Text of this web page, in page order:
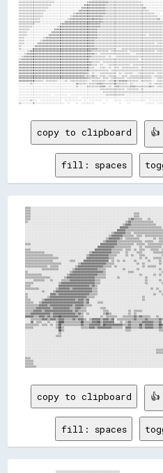
░░░░░░░░░░░░░░░░░░░░░░░░  ░░░░░░░░░░
░░░░░░░░░░░░░░░░░░░░░░░░░░░░░░░░░░░░░░░░░░░░
░░░░░░░░▒▒░░░░  ░░░░░░░░░░░░░░░░  ░░░░░░░░░░░░  ░░  ░░░░░░░░░░  ░░    ░░░░░░  ░░░░░░░░░░░░░░░░
copy to clipboard
fill: spaces
copy to clipboard
fill: spaces